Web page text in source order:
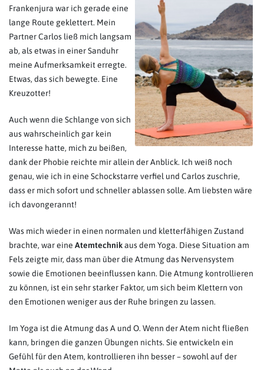
Frankenjura war ich gerade eine
lange Route geklettert. Mein
Partner Carlos ließ mich langsam
ab, als etwas in einer Sanduhr
meine Aufmerksamkeit erregte.
Etwas, das sich bewegte. Eine
Kreuzotter!
Auch wenn die Schlange von sich
aus wahrscheinlich gar kein
Interesse hatte, mich zu beißen,
dank der Phobie reichte mir allein der Anblick. Ich weiß noch
genau, wie ich in eine Schockstarre verfiel und Carlos zuschrie,
dass er mich sofort und schneller ablassen solle. Am liebsten wäre
ich davongerannt!
Was mich wieder in einen normalen und kletterfähigen Zustand
brachte, war eine Atemtechnikaus dem Yoga. Diese Situation am
Fels zeigte mir, dass man über die Atmung das Nervensystem
sowie die Emotionen beeinflussen kann. Die Atmung kontrollieren
zu können, ist ein sehr starker Faktor, um sich beim Klettern von
den Emotionen weniger aus der Ruhe bringen zu lassen.
Im Yoga ist die Atmung das A und O. Wenn der Atem nicht fließen
kann, bringen die ganzen Übungen nichts. Sie entwickeln ein
Gefühl für den Atem, kontrollieren ihn besser – sowohl auf der